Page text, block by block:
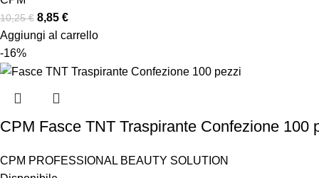
10,25€ 8,85 €
Aggiungi al carrello
-16%
CPM Fasce TNT Traspirante Confezione 100
CPM PROFESSIONAL BEAUTY SOLUTION